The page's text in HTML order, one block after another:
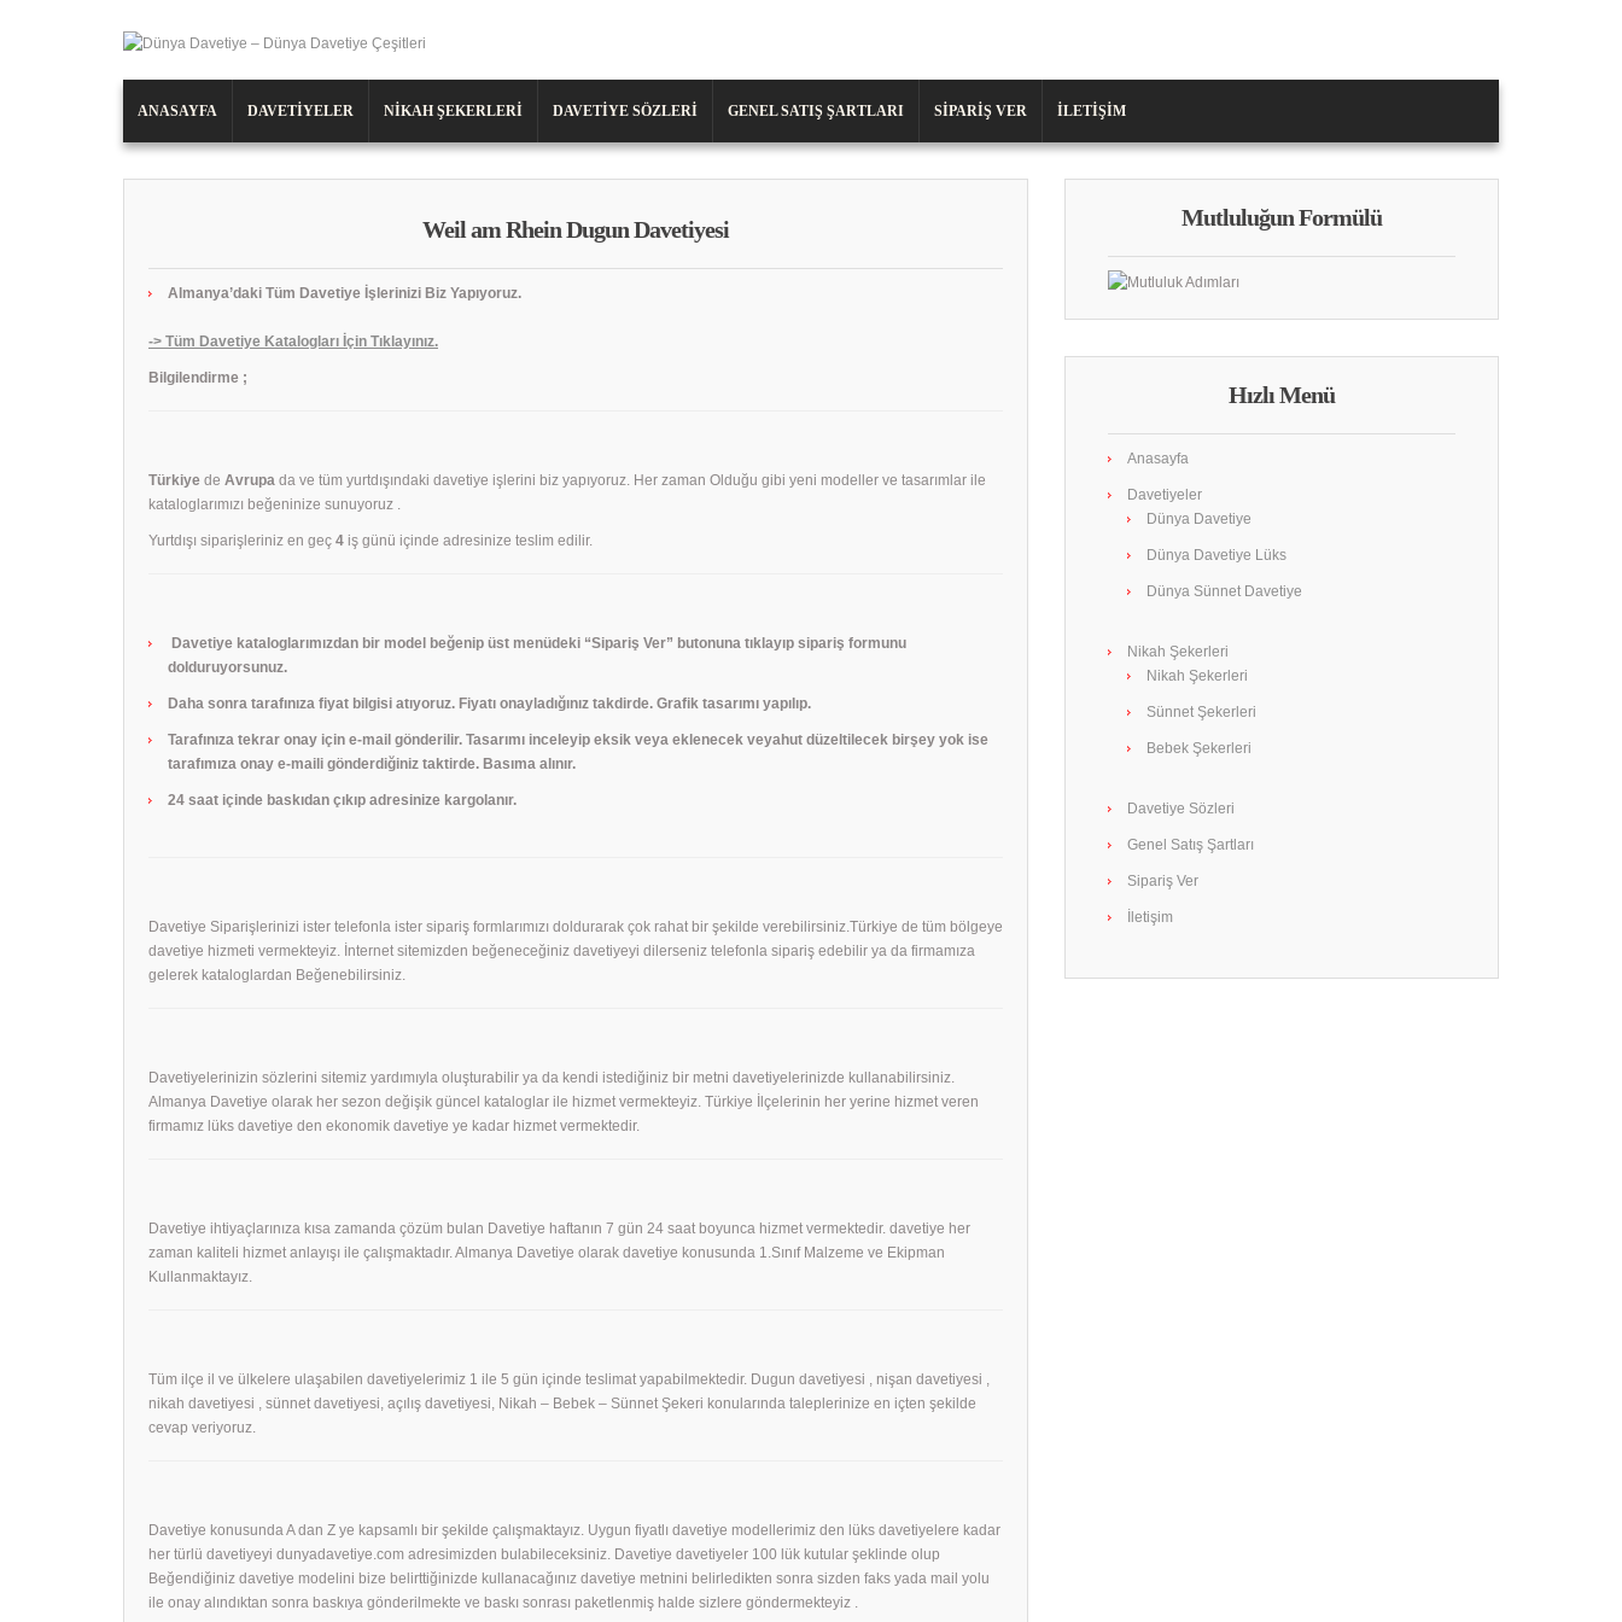
ANASAYFA DAVETIYELER NIKAH ŞEKERLERI DAVETIYE SÖZLERI GENEL SATIŞ ŞARTLARI SIPARIŞ VER İLETIŞIM
Weil am Rhein Dugun Davetiyesi
Almanya’daki Tüm Davetiye İşlerinizi Biz Yapıyoruz.
-> Tüm Davetiye Katalogları İçin Tıklayınız.
Bilgilendirme ;
Türkiye de Avrupa da ve tüm yurtdışındaki davetiye işlerini biz yapıyoruz. Her zaman Olduğu gibi yeni modeller ve tasarımlar ile
kataloglarımızı beğeninize sunuyoruz .
Yurtdışı siparişleriniz en geç 4 iş günü içinde adresinize teslim edilir.
Davetiye kataloglarımızdan bir model beğenip üst menüdeki “Sipariş Ver” butonuna tıklayıp sipariş formunu
dolduruyorsunuz.
Daha sonra tarafınıza fiyat bilgisi atıyoruz. Fiyatı onayladığınız takdirde. Grafik tasarımı yapılıp.
Tarafınıza tekrar onay için e-mail gönderilir. Tasarımı inceleyip eksik veya eklenecek veyahut düzeltilecek birşey yok ise
tarafımıza onay e-maili gönderdiğiniz taktirde. Basıma alınır.
24 saat içinde baskıdan çıkıp adresinize kargolanır.
Davetiye Siparişlerinizi ister telefonla ister sipariş formlarımızı doldurarak çok rahat bir şekilde verebilirsiniz.Türkiye de tüm bölgeye
davetiye hizmeti vermekteyiz. İnternet sitemizden beğeneceğiniz davetiyeyi dilerseniz telefonla sipariş edebilir ya da firmamıza
gelerek kataloglardan Beğenebilirsiniz.
Davetiyelerinizin sözlerini sitemiz yardımıyla oluşturabilir ya da kendi istediğiniz bir metni davetiyelerinizde kullanabilirsiniz.
Almanya Davetiye olarak her sezon değişik güncel kataloglar ile hizmet vermekteyiz. Türkiye İlçelerinin her yerine hizmet veren
firmamız lüks davetiye den ekonomik davetiye ye kadar hizmet vermektedir.
Davetiye ihtiyaçlarınıza kısa zamanda çözüm bulan Davetiye haftanın 7 gün 24 saat boyunca hizmet vermektedir. davetiye her
zaman kaliteli hizmet anlayışı ile çalışmaktadır. Almanya Davetiye olarak davetiye konusunda 1.Sınıf Malzeme ve Ekipman
Kullanmaktayız.
Tüm ilçe il ve ülkelere ulaşabilen davetiyelerimiz 1 ile 5 gün içinde teslimat yapabilmektedir. Dugun davetiyesi , nişan davetiyesi ,
nikah davetiyesi , sünnet davetiyesi, açılış davetiyesi, Nikah – Bebek – Sünnet Şekeri konularında taleplerinize en içten şekilde
cevap veriyoruz.
Davetiye konusunda A dan Z ye kapsamlı bir şekilde çalışmaktayız. Uygun fiyatlı davetiye modellerimiz den lüks davetiyelere kadar
her türlü davetiyeyi dunyadavetiye.com adresimizden bulabileceksiniz. Davetiye davetiyeler 100 lük kutular şeklinde olup
Beğendiğiniz davetiye modelini bize belirttiğinizde kullanacağınız davetiye metnini belirledikten sonra sizden faks yada mail yolu
ile onay alındıktan sonra baskıya gönderilmekte ve baskı sonrası paketlenmiş halde sizlere göndermekteyiz .
Mutluluğun Formülü
Hızlı Menü
Anasayfa
Davetiyeler
Dünya Davetiye
Dünya Davetiye Lüks
Dünya Sünnet Davetiye
Nikah Şekerleri
Nikah Şekerleri
Sünnet Şekerleri
Bebek Şekerleri
Davetiye Sözleri
Genel Satış Şartları
Sipariş Ver
İletişim